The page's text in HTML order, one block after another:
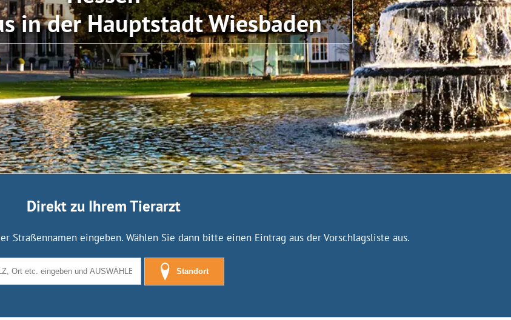
in der Hauptstadt Wiesbaden
Direkt zu Ihrem Tierarzt
Straßennamen eingeben. Wählen Sie dann bitte einen Eintrag aus der Vorschlagsliste aus.
Standort